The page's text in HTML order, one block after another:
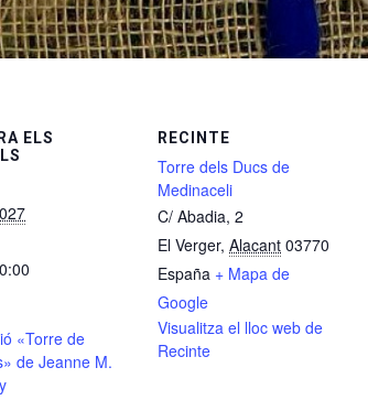
ELS
«Torre de
de Jeanne M.
RECINTE
Torre dels Ducs de
Medinaceli
C/ Abadia, 2
El Verger, Alacant 03770
España + Mapa de
Google
Visualitza el lloc web de
Recinte